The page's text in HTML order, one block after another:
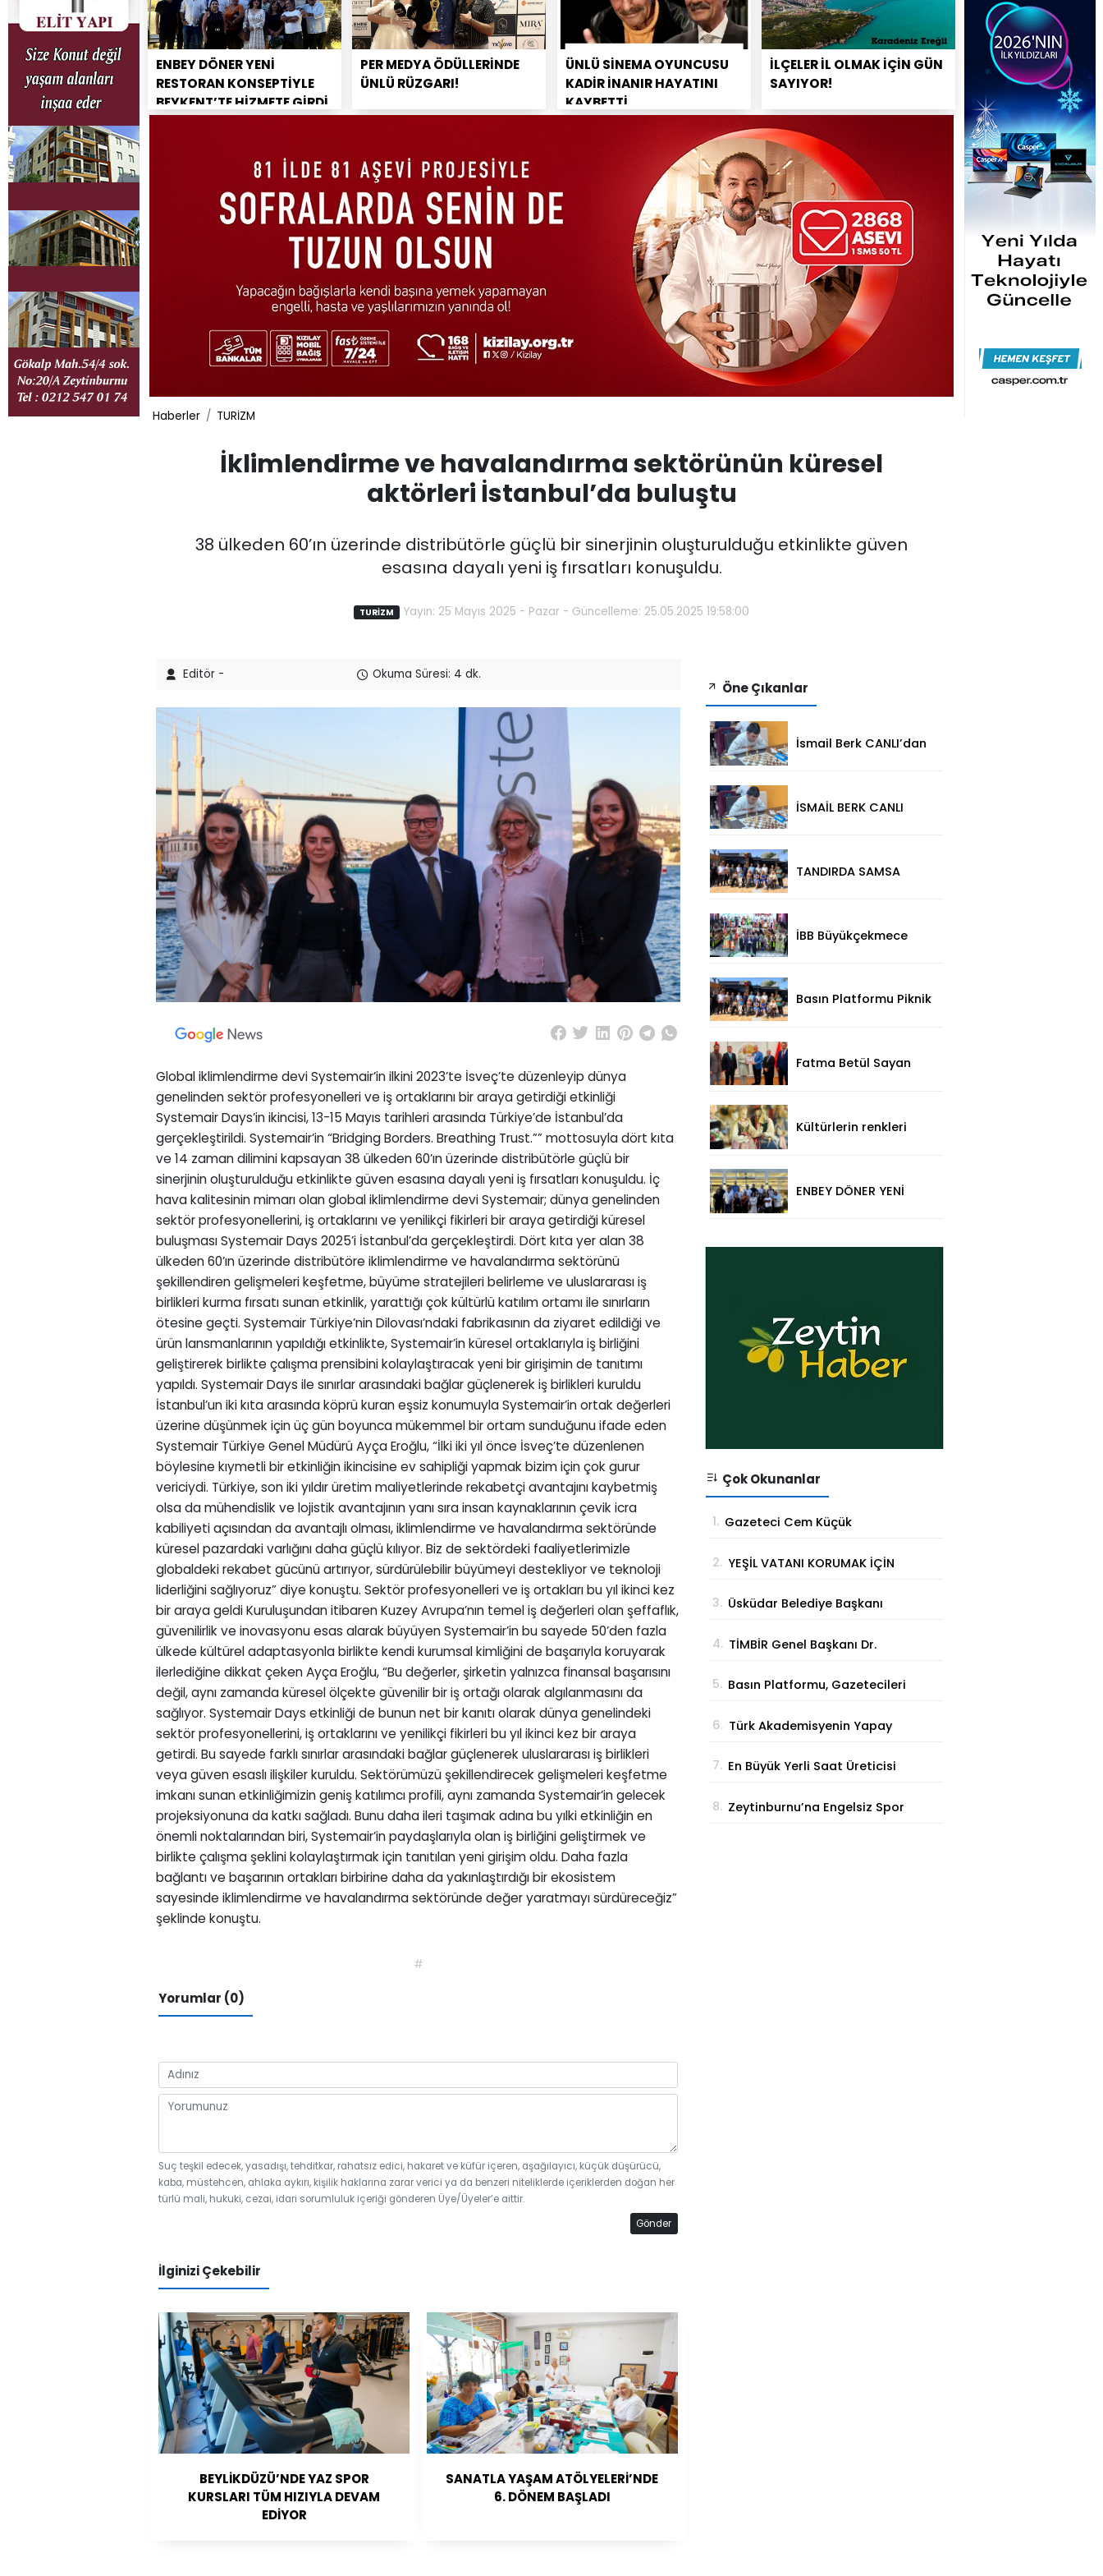
ENBEY DÖNER YENİ
RESTORAN KONSEPTİYLE
BEYKENT’TE HİZMETE GİRDİ
PER MEDYA ÖDÜLLERİNDE
ÜNLÜ RÜZGARI!
ÜNLÜ SİNEMA OYUNCUSU
KADİR İNANIR HAYATINI
KAYBETTİ
İLÇELER İL OLMAK İÇİN GÜN
SAYIYOR!
Haberler TURİZM
İklimlendirme ve havalandırma sektörünün küresel
aktörleri İstanbul’da buluştu
38 ülkeden 60’ın üzerinde distribütörle güçlü bir sinerjinin oluşturulduğu etkinlikte güven
esasına dayalı yeni iş fırsatları konuşuldu.
TURİZM Yayın: 25 Mayıs 2025 - Pazar - Güncelleme: 25.05.2025 19:58:00
Editör - Okuma Süresi: 4 dk.
Global iklimlendirme devi Systemair’in ilkini 2023’te İsveç’te düzenleyip dünya
genelinden sektör profesyonelleri ve iş ortaklarını bir araya getirdiği etkinliği
Systemair Days’in ikincisi, 13-15 Mayıs tarihleri arasında Türkiye’de İstanbul’da
gerçekleştirildi. Systemair’in “Bridging Borders. Breathing Trust.”” mottosuyla dört kıta
ve 14 zaman dilimini kapsayan 38 ülkeden 60’ın üzerinde distribütörle güçlü bir
sinerjinin oluşturulduğu etkinlikte güven esasına dayalı yeni iş fırsatları konuşuldu. İç
hava kalitesinin mimarı olan global iklimlendirme devi Systemair; dünya genelinden
sektör profesyonellerini, iş ortaklarını ve yenilikçi fikirleri bir araya getirdiği küresel
buluşması Systemair Days 2025’i İstanbul’da gerçekleştirdi. Dört kıta yer alan 38
ülkeden 60’ın üzerinde distribütöre iklimlendirme ve havalandırma sektörünü
şekillendiren gelişmeleri keşfetme, büyüme stratejileri belirleme ve uluslararası iş
birlikleri kurma fırsatı sunan etkinlik, yarattığı çok kültürlü katılım ortamı ile sınırların
ötesine geçti. Systemair Türkiye’nin Dilovası’ndaki fabrikasının da ziyaret edildiği ve
ürün lansmanlarının yapıldığı etkinlikte, Systemair’in küresel ortaklarıyla iş birliğini
geliştirerek birlikte çalışma prensibini kolaylaştıracak yeni bir girişimin de tanıtımı
yapıldı. Systemair Days ile sınırlar arasındaki bağlar güçlenerek iş birlikleri kuruldu
İstanbul’un iki kıta arasında köprü kuran eşsiz konumuyla Systemair’in ortak değerleri
üzerine düşünmek için üç gün boyunca mükemmel bir ortam sunduğunu ifade eden
Systemair Türkiye Genel Müdürü Ayça Eroğlu, “İlki iki yıl önce İsveç’te düzenlenen
böylesine kıymetli bir etkinliğin ikincisine ev sahipliği yapmak bizim için çok gurur
vericiydi. Türkiye, son iki yıldır üretim maliyetlerinde rekabetçi avantajını kaybetmiş
olsa da mühendislik ve lojistik avantajının yanı sıra insan kaynaklarının çevik icra
kabiliyeti açısından da avantajlı olması, iklimlendirme ve havalandırma sektöründe
küresel pazardaki varlığını daha güçlü kılıyor. Biz de sektördeki faaliyetlerimizle
globaldeki rekabet gücünü artırıyor, sürdürülebilir büyümeyi destekliyor ve teknoloji
liderliğini sağlıyoruz” diye konuştu. Sektör profesyonelleri ve iş ortakları bu yıl ikinci kez
bir araya geldi Kuruluşundan itibaren Kuzey Avrupa’nın temel iş değerleri olan şeffaflık,
güvenilirlik ve inovasyonu esas alarak büyüyen Systemair’in bu sayede 50’den fazla
ülkede kültürel adaptasyonla birlikte kendi kurumsal kimliğini de başarıyla koruyarak
ilerlediğine dikkat çeken Ayça Eroğlu, “Bu değerler, şirketin yalnızca finansal başarısını
değil, aynı zamanda küresel ölçekte güvenilir bir iş ortağı olarak algılanmasını da
sağlıyor. Systemair Days etkinliği de bunun net bir kanıtı olarak dünya genelindeki
sektör profesyonellerini, iş ortaklarını ve yenilikçi fikirleri bu yıl ikinci kez bir araya
getirdi. Bu sayede farklı sınırlar arasındaki bağlar güçlenerek uluslararası iş birlikleri
veya güven esaslı ilişkiler kuruldu. Sektörümüzü şekillendirecek gelişmeleri keşfetme
imkanı sunan etkinliğimizin geniş katılımcı profili, aynı zamanda Systemair’in gelecek
projeksiyonuna da katkı sağladı. Bunu daha ileri taşımak adına bu yılki etkinliğin en
önemli noktalarından biri, Systemair’in paydaşlarıyla olan iş birliğini geliştirmek ve
birlikte çalışma şeklini kolaylaştırmak için tanıtılan yeni girişim oldu. Daha fazla
bağlantı ve başarının ortakları birbirine daha da yakınlaştırdığı bir ekosistem
sayesinde iklimlendirme ve havalandırma sektöründe değer yaratmayı sürdüreceğiz”
şeklinde konuştu.
#
Yorumlar (0)
Suç teşkil edecek, yasadışı, tehditkar, rahatsız edici, hakaret ve küfür içeren, aşağılayıcı, küçük düşürücü,
kaba, müstehcen, ahlaka aykırı, kişilik haklarına zarar verici ya da benzeri niteliklerde içeriklerden doğan her
türlü mali, hukuki, cezai, idari sorumluluk içeriği gönderen Üye/Üyeler’e aittir.
Gönder
İlginizi Çekebilir
BEYLİKDÜZÜ’NDE YAZ SPOR
KURSLARI TÜM HIZIYLA DEVAM
EDİYOR
SANATLA YAŞAM ATÖLYELERİ’NDE
6. DÖNEM BAŞLADI
Öne Çıkanlar
İsmail Berk CANLI’dan
Başarı: 2312
Turnuvaya Damga
Vurdu
İSMAİL BERK CANLI
SATRANÇTA
TANDIRDA SAMSA
KÜÇÜKÇEKMECE
İBB Büyükçekmece
Açılış!
Basın Platformu Piknik
Land'de Toplandı!
Fatma Betül Sayan
Mehmet Makas'a
Kültürlerin renkleri
yansıtıldı
ENBEY DÖNER YENİ
KONSEPTİYLE
GİRDİ
Çok Okunanlar
1. Gazeteci Cem Küçük
gelişme
2. YEŞİL VATANI KORUMAK İÇİN
TERMAL ÇÖZÜM
3. Üsküdar Belediye Başkanı
4. TİMBİR Genel Başkanı Dr.
Süleyman Basa’dan Ertan
Birinci’ye taziye ziyareti
5. Basın Platformu, Gazetecileri
6. Türk Akademisyenin Yapay
Zekâ Hamlesi: Parmak İzinden
Kişiye Özel Analiz
7. En Büyük Yerli Saat Üreticisi
Kalktı
8. Zeytinburnu’na Engelsiz Spor
Merkezi Geliyor